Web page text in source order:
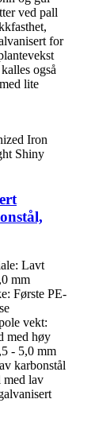
ved pall
for
også
lite
Lavt
mm
Første PE-
vekt:
med høy
- 5,0 mm
karbonstål
med lav